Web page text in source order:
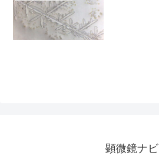
顕微鏡ナビ